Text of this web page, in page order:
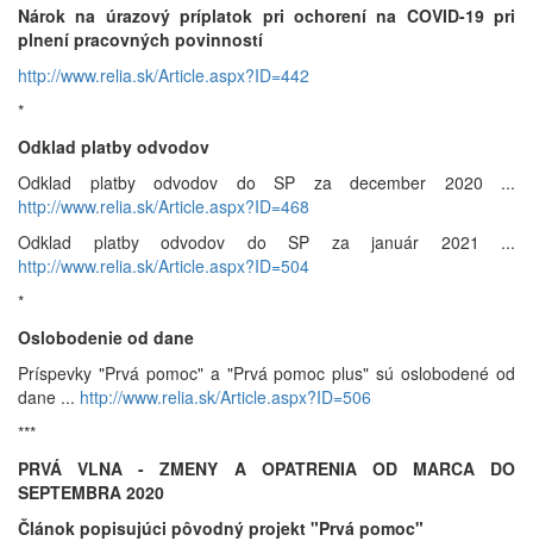
Nárok na úrazový príplatok pri ochorení na COVID-19 pri
plnení pracovných povinností
http://www.relia.sk/Article.aspx?ID=442
*
Odklad platby odvodov
Odklad platby odvodov do SP za december 2020 ...
http://www.relia.sk/Article.aspx?ID=468
Odklad platby odvodov do SP za január 2021 ...
http://www.relia.sk/Article.aspx?ID=504
*
Oslobodenie od dane
Príspevky "Prvá pomoc" a "Prvá pomoc plus" sú oslobodené od
dane ... http://www.relia.sk/Article.aspx?ID=506
***
PRVÁ VLNA - ZMENY A OPATRENIA OD MARCA DO
SEPTEMBRA 2020
Článok popisujúci pôvodný projekt "Prvá pomoc"